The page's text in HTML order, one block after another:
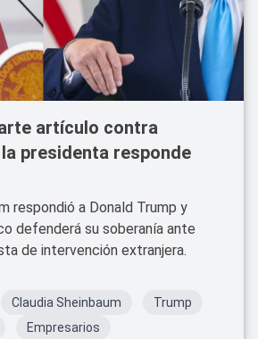
artículo contra
presidenta responde
respondió a Donald Trump y
defenderá su soberanía ante
de intervención extranjera.
Claudia Sheinbaum
Trump
Empresarios